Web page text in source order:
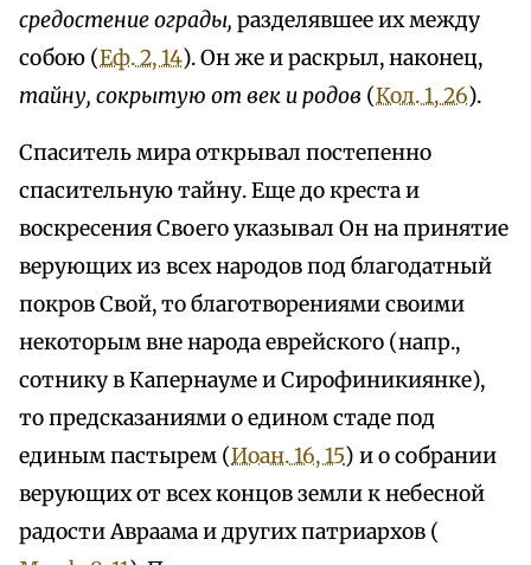
средостение ограды, разделявшее их между
собою (Еф. 2, 14). Он же и раскрыл, наконец,
тайну, сокрытую от век и родов (Кол. 1, 26).
Спаситель мира открывал постепенно
спасительную тайну. Еще до креста и
воскресения Своего указывал Он на принятие
верующих из всех народов под благодатный
покров Свой, то благотворениями своими
некоторым вне народа еврейского (напр.,
сотнику в Капернауме и Сирофиникиянке),
то предсказаниями о едином стаде под
единым пастырем (Иоан. 16, 15) и о собрании
верующих от всех концов земли к небесной
радости Авраама и других патриархов (